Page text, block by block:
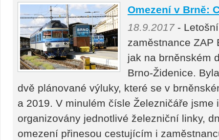
Omezení v Brně:
18.9.2017-
zaměstnance ZAP
jak na brněnském
Brno-Židenice.
dvě plánované výluky, které se v
a 2019. V minulém čísle Železničáře jsme
organizovány jednotlivé železniční linky,
omezení přinesou cestujícím i